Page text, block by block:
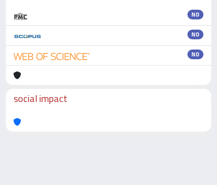
ND
ND
ND
social impact